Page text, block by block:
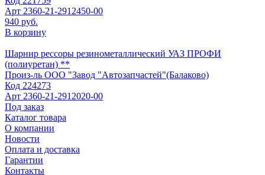
Арт 2360-21-2912450-00
940 руб.
В корзину
Шарнир рессоры резинометаллический УАЗ ПРОФИ
(полиуретан) **
Произ-ль ООО "Завод "Автозапчастей"(Балаково)
Код 224273
Арт 2360-21-2912020-00
Под заказ
Каталог товара
О компании
Новости
Оплата и доставка
Гарантии
Контакты